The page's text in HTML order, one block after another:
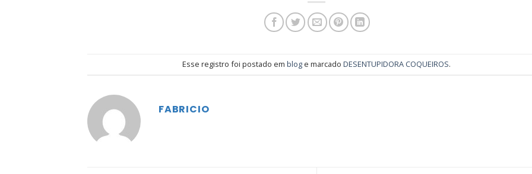
Esse registro foi postado emblog e marcadoDESENTUPIDORA COQUEIROS.
FABRICIO